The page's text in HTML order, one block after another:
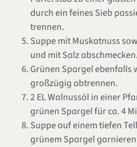
durch ein feines Sieb
trennen.
Suppe mit Muskatnuss
und mit Salz abschmecken.
Grünen Spargel ebenfalls
großzügig abtrennen.
2 EL Walnussöl in einer
grünen Spargel für ca. 4
Suppe auf einem tiefen
grünem Spargel